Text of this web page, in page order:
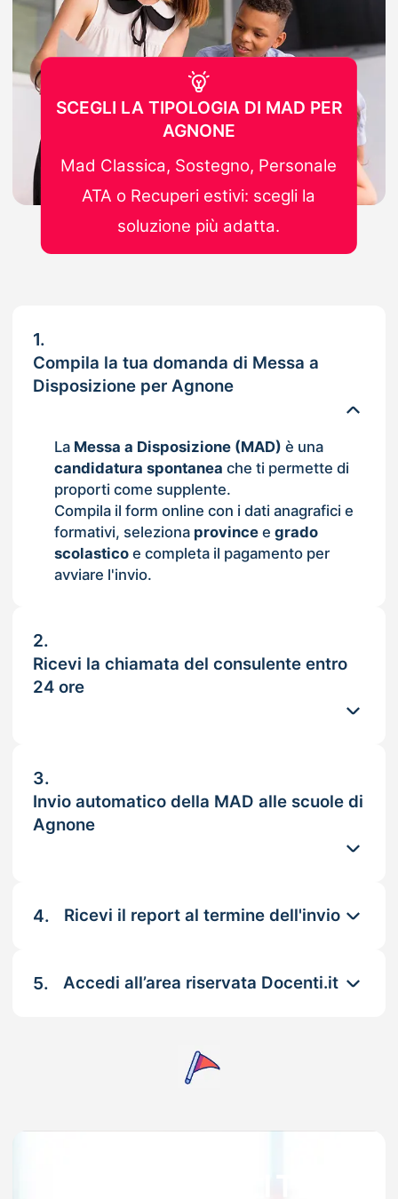
1.
Compila la tua domanda di Messa a
Disposizione per Agnone
La Messa a Disposizione (MAD) è una
candidatura spontanea che ti permette di
proporti come supplente.
Compila il form online con i dati anagrafici e
formativi, seleziona provincee grado
scolasticoe completa il pagamento per
avviare l'invio.
2.
Ricevi la chiamata del consulente entro
24 ore
3.
Invio automatico della MAD alle scuole di
Agnone
4. Ricevi il report al termine dell'invio
5. Accedi all’area riservata Docenti.it
SCEGLI LA TIPOLOGIA DI MAD PER
AGNONE
Mad Classica, Sostegno, Personale
ATA o Recuperi estivi: scegli la
soluzione più adatta.